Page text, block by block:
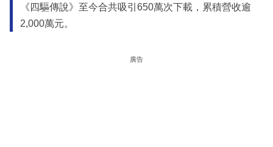
《四驅傳說》至今合共吸引650萬次下載，累積營收逾
2,000萬元。
廣告